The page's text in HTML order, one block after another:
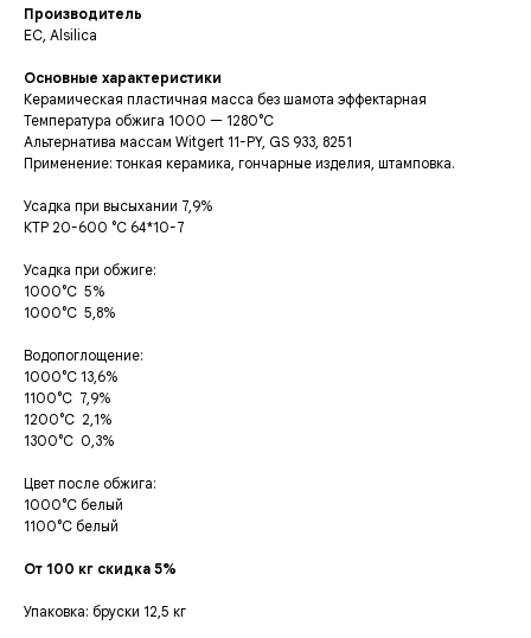
Производитель
ЕС, Alsilica
Основные характеристики
Керамическая пластичная масса без шамота эффектарная
Температура обжига 1000 — 1280°С
Альтернатива массам Witgert 11-PY, GS 933, 8251
Применение: тонкая керамика, гончарные изделия, штамповка.
Усадка при высыхании 7,9%
КТР 20-600 °C 64*10-7
Усадка при обжиге:
1000°С 5%
1000°С 5,8%
Водопоглощение:
1000°С 13,6%
1100°С 7,9%
1200°С 2,1%
1300°С 0,3%
Цвет после обжига:
1000°С белый
1100°С белый
От 100 кг скидка 5%
Упаковка: бруски 12,5 кг